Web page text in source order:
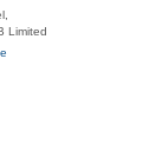
Limited